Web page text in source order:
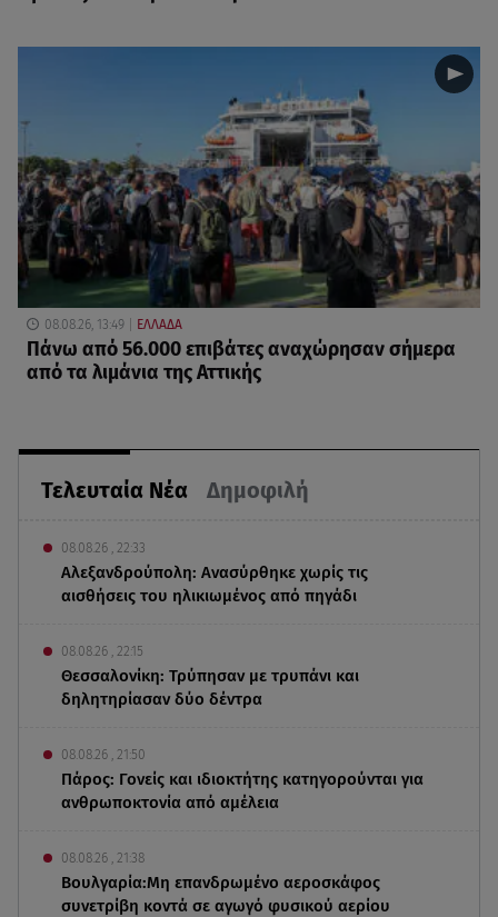
Τελευταία Νέα Δημοφιλή
08.08.26 , 22:33
Αλεξανδρούπολη: Ανασύρθηκε χωρίς τις
αισθήσεις του ηλικιωμένος από πηγάδι
08.08.26 , 22:15
Θεσσαλονίκη: Τρύπησαν με τρυπάνι και
δηλητηρίασαν δύο δέντρα
08.08.26 , 21:50
Πάρος: Γονείς και ιδιοκτήτης κατηγορούνται για
ανθρωποκτονία από αμέλεια
08.08.26 , 21:38
Βουλγαρία:Μη επανδρωμένο αεροσκάφος
συνετρίβη κοντά σε αγωγό φυσικού αερίου
08.08.26, 13:49 ΕΛΛΑΔΑ
Πάνω από 56.000 επιβάτες αναχώρησαν σήμερα
από τα λιμάνια της Αττικής